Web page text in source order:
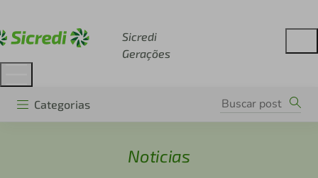
Sicredi
Gerações
Categorias
Noticias